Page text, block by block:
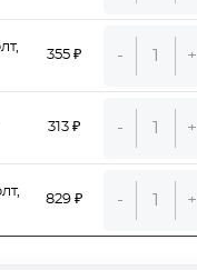
355 ₽
313 ₽
829 ₽
- +
- +
- +